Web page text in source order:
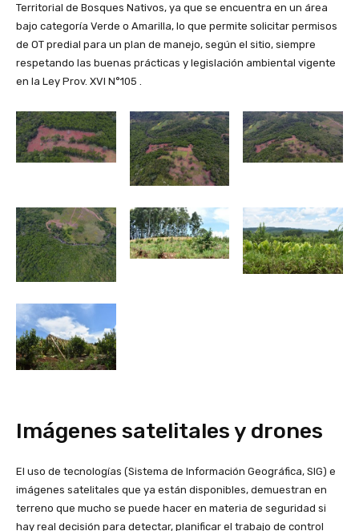
Territorial de Bosques Nativos, ya que se encuentra en un área
bajo categoría Verde o Amarilla, lo que permite solicitar permisos
de OT predial para un plan de manejo, según el sitio, siempre
respetando las buenas prácticas y legislación ambiental vigente
en la Ley Prov. XVI N°105 .
Imágenes satelitales y drones
El uso de tecnologías (Sistema de Información Geográfica, SIG) e
imágenes satelitales que ya están disponibles, demuestran en
terreno que mucho se puede hacer en materia de seguridad si
hay real decisión para detectar, planificar el trabajo de control